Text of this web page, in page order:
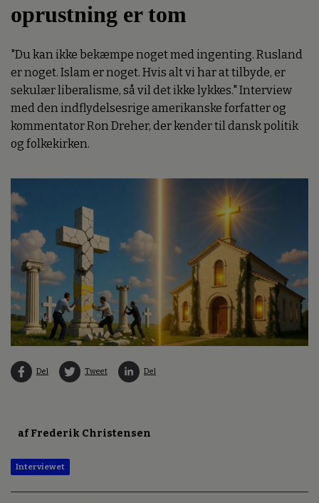
oprustning er tom
"Du kan ikke bekæmpe noget med ingenting. Rusland
er noget. Islam er noget. Hvis alt vi har at tilbyde, er
sekulær liberalisme, så vil det ikke lykkes." Interview
med den indflydelsesrige amerikanske forfatter og
kommentator Ron Dreher, der kender til dansk politik
og folkekirken.
Del Tweet Del
af Frederik Christensen
Interviewet